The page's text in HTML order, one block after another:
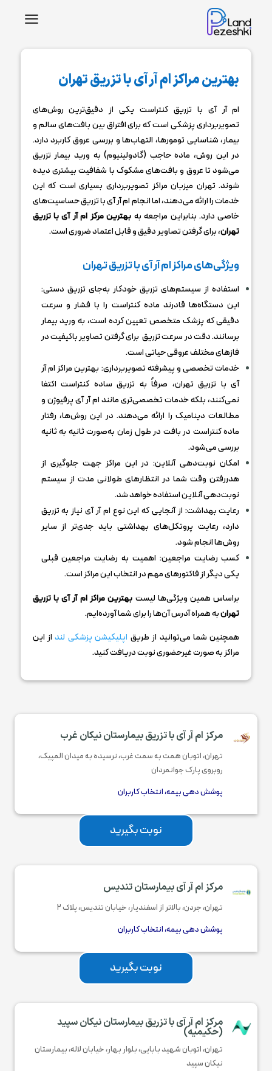
a
بهترین مراکز ام آر آی با تزریق تهران
ام ‌آر‌ آی با تزریق کنتراست یکی از دقیق‌ترین روش‌های
تصویربرداری پزشکی است که برای افتراق بین بافت‌های سالم و
بیمار، شناسایی تومورها، التهاب‌ها و بررسی عروق کاربرد دارد.
در این روش، ماده حاجب (گادولینیوم) به ورید بیمار تزریق
می‌شود تا عروق و بافت‌های مشکوک با شفافیت بیشتری دیده
شوند. تهران میزبان مراکز تصویربرداری بسیاری است که این
خدمات را ارائه می‌دهند، اما انجام ام ‌آر‌ آی با تزریق حساسیت‌های
خاصی دارد. بنابراین مراجعه به بهترین مرکز ام آر آی با تزریق
تهران، برای گرفتن تصاویر دقیق و قابل اعتماد ضروری است.
ویژگی‌های مراکز ام آر آی با تزریق تهران
استفاده از سیستم‌های تزریق خودکار به‌جای تزریق دستی:
این دستگاه‌ها قادرند ماده کنتراست را با فشار و سرعت
دقیقی که پزشک متخصص تعیین کرده است، به ورید بیمار
برسانند. دقت در سرعت تزریق برای گرفتن تصاویر باکیفیت در
فازهای مختلف عروقی حیاتی است.
خدمات تخصصی و پیشرفته تصویربرداری: بهترین مراکز ام آر
آی با تزریق تهران، صرفاً به تزریق ساده کنتراست اکتفا
نمی‌کنند، بلکه خدمات تخصصی‌تری مانند ام‌ آر ‌آی پرفیوژن و
مطالعات دینامیک را ارائه می‌دهند. در این روش‌ها، رفتار
ماده کنتراست در بافت در طول زمان به‌صورت ثانیه به ثانیه
بررسی می‌شود.
امکان نوبت‌دهی آنلاین: در این مراکز جهت جلوگیری از
هدررفتن وقت شما در انتظارهای طولانی مدت از سیستم
نوبت‌دهی آنلاین استفاده خواهد شد.
رعایت بهداشت: از آنجایی که این نوع ام آر آی نیاز به تزریق
دارد، رعایت پروتکل‌های بهداشتی باید جدی‌تر از سایر
روش‌ها انجام شود.
کسب رضایت مراجعین: اهمیت به رضایت مراجعین قبلی
یکی دیگر از فاکتورهای مهم در انتخاب این مراکز است.
براساس همین ویژگی‌ها لیست بهترین مراکز ام آر آی با تزریق
تهرانبه همراه آدرس آن‌ها را برای شما آورده‌ایم.
همچنین شما می‌توانید از طریق اپلیکیشن پزشکی لنداز این
مراکز به صورت غیرحضوری نوبت دریافت کنید.
مرکز ام آر آی با تزریق بیمارستان نیکان غرب
تهران، اتوبان همت به سمت غرب، نرسیده به میدان المپیک،
روبروی پارک جوانمردان
پوشش دهی بیمه، انتخاب کاربران
نوبت بگیرید
مرکز ام آر آی بیمارستان تندیس
تهران، جردن، بالاتر از اسفندیار، خیابان تندیس، پلاک ۲
پوشش دهی بیمه، انتخاب کاربران
نوبت بگیرید
مرکز ام آر آی با تزریق بیمارستان نیکان سپید
(حکیمیه)
تهران، اتوبان شهید بابایی، بلوار بهار، خیابان لاله، بیمارستان
نیکان سپید